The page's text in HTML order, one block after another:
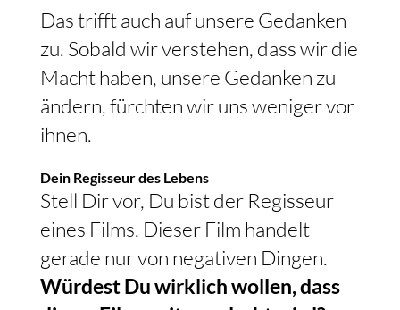
Das trifft auch auf unsere Gedanken
zu. Sobald wir verstehen, dass wir die
Macht haben, unsere Gedanken zu
ändern, fürchten wir uns weniger vor
ihnen.
Dein Regisseur des Lebens
Stell Dir vor, Du bist der Regisseur
eines Films. Dieser Film handelt
gerade nur von negativen Dingen.
Würdest Du wirklich wollen, dass